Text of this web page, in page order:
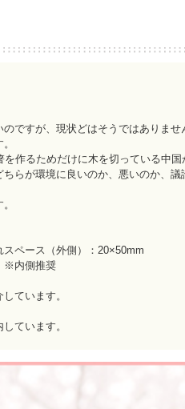
ですが、現状どはそうではありませ
作るためだけに木を切っている中
らが環境に良いのか、悪いのか、議
ペース（外側）：20×50mm
※内側推奨
ています。
ています。